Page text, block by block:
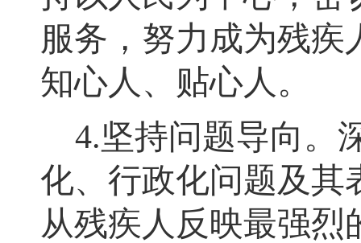
服务 ， 努力成为残疾
知心人、贴心人。
4.坚持问题导向 。
化、行政化问题及其
从残疾人反映最强